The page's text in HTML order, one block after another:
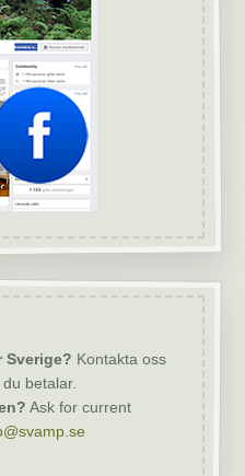
Sverige? Kontakta oss
betalar.
Ask for current